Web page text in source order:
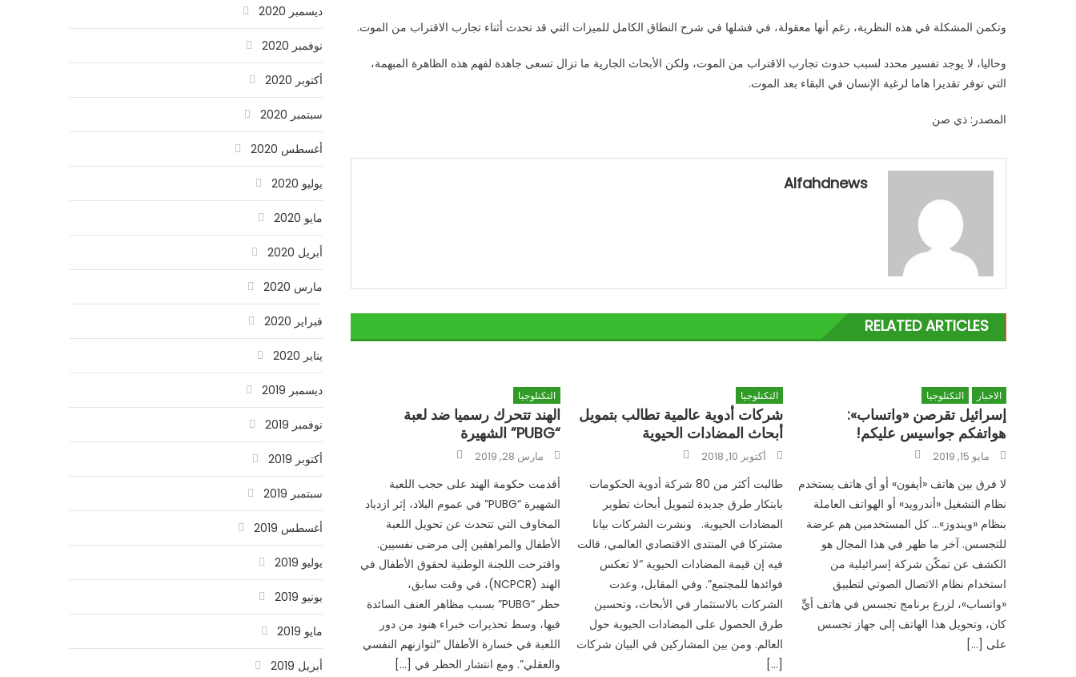
وتكمن المشكلة في هذه النظرية، رغم أنها معقولة، في فشلها في شرح النطاق الكامل للميزات التي قد تحدث أثناء تجارب الاقتراب من الموت.
وحاليا، لا يوجد تفسير محدد لسبب حدوث تجارب الاقتراب من الموت، ولكن الأبحاث الجارية ما تزال تسعى جاهدة لفهم هذه الظاهرة المبهمة،
التي توفر تقديرا هاما لرغبة الإنسان في البقاء بعد الموت.
المصدر: ذي صن
Alfahdnews
RELATED ARTICLES
التكنلوجيا
الهند تتحرك رسميا ضد لعبة
“PUBG” الشهيرة
Posted
onمارس 28, 2019
أقدمت حكومة الهند على حجب اللعبة
الشهيرة “PUBG” في عموم البلاد، إثر ازدياد
المخاوف التي تتحدث عن تحويل اللعبة
الأطفال والمراهقين إلى مرضى نفسيين.
واقترحت اللجنة الوطنية لحقوق الأطفال في
الهند (NCPCR)، في وقت سابق،
حظر “PUBG” بسبب مظاهر العنف السائدة
فيها، وسط تحذيرات خبراء هنود من دور
اللعبة في خسارة الأطفال “لتوازنهم النفسي
والعقلي”. ومع انتشار الحظر في […]
التكنلوجيا
شركات أدوية عالمية تطالب بتمويل
أبحاث المضادات الحيوية
Posted
onأكتوبر 10, 2018
طالبت أكثر من 80 شركة أدوية الحكومات
بابتكار طرق جديدة لتمويل أبحاث تطوير
المضادات الحيوية. ونشرت الشركات بيانا
مشتركا في المنتدى الاقتصادي العالمي، قالت
فيه إن قيمة المضادات الحيوية “لا تعكس
فوائدها للمجتمع”. وفي المقابل، وعدت
الشركات بالاستثمار في الأبحاث، وتحسين
طرق الحصول على المضادات الحيوية حول
العالم. ومن بين المشاركين في البيان شركات
[…]
الاخبار التكنلوجيا
إسرائيل تقرصن «واتساب»:
هواتفكم جواسيس عليكم!
Posted
onمايو 15, 2019
لا فرق بين هاتف «أيفون» أو أي هاتف يستخدم
نظام التشغيل «أندرويد» أو الهواتف العاملة
بنظام «ويندوز»… كل المستخدمين هم عرضة
للتجسس. آخر ما ظهر في هذا المجال هو
الكشف عن تمكّن شركة إسرائيلية من
استخدام نظام الاتصال الصوتي لتطبيق
«واتساب»، لزرع برنامج تجسس في هاتف أيٍّ
كان، وتحويل هذا الهاتف إلى جهاز تجسس
على […]
ديسمبر 2020
نوفمبر 2020
أكتوبر 2020
سبتمبر 2020
أغسطس 2020
يوليو 2020
مايو 2020
أبريل 2020
مارس 2020
فبراير 2020
يناير 2020
ديسمبر 2019
نوفمبر 2019
أكتوبر 2019
سبتمبر 2019
أغسطس 2019
يوليو 2019
يونيو 2019
مايو 2019
أبريل 2019